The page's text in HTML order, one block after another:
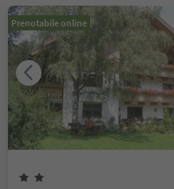
Prenotabile online